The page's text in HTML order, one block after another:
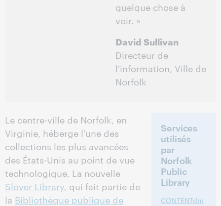
quelque chose à
voir. »
David Sullivan
Directeur de
l'information, Ville de
Norfolk
Le centre-ville de Norfolk, en
Virginie, héberge l'une des
collections les plus avancées
des États-Unis au point de vue
technologique. La nouvelle
Slover Library, qui fait partie de
la Bibliothèque publique de
Services
utilisés
par
Norfolk
Public
Library
CONTENTdm